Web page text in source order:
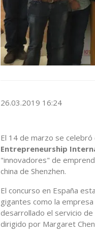
26.03.2019 16:24
El 14 de marzo se celebró
Entrepreneurship
"innovadores" de
china de Shenzhen.
El concurso en España
gigantes como la
desarrollado el servicio de
dirigido por Margaret